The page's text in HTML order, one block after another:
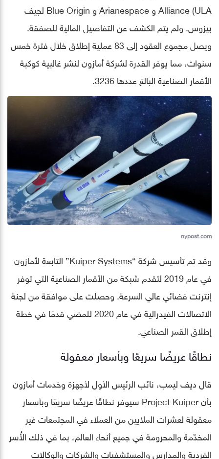
Alliance (ULA و Arianespace و Blue Origin لجيف
بيزوس. ولم يتم الكشف عن التفاصيل المالية للصفقة.
ويصل مجموع العقود إلى 83 عملية إطلاق خلال فترة خمس
سنوات، مما يوفر القدرة لشركة أمازون لنشر غالبية كوكبة
الأقمار الصناعية البالغ عددها 3236.
nypost.com
وقد تم تأسيس شركة “Kuiper Systems” التابعة لأمازون
في عام 2019 لتقدم شبكة من الأقمار الصناعية التي توفر
إنترنت فضائي عالي السرعة. وحصلت على موافقة من لجنة
الاتصالات الفيدرالية في عام 2020 للمضي قدمًا في خطة
إطلاق القمر الصناعي.
نطاقًا عريضًا سريعًا وبأسعار معقولة
قال ديف ليمب، نائب الرئيس الأول لأجهزة وخدمات أمازون
بأن Project Kuiper سيوفر نطاقًا عريضًا سريعًا وبأسعار
معقولة لعشرات الملايين من العملاء في المجتمعات غير
المخدّمة والمحرومة في جميع أنحاء العالم، بما في ذلك الأُسر
الفردية والمدارس والمستشفيات والشركات والوكالات